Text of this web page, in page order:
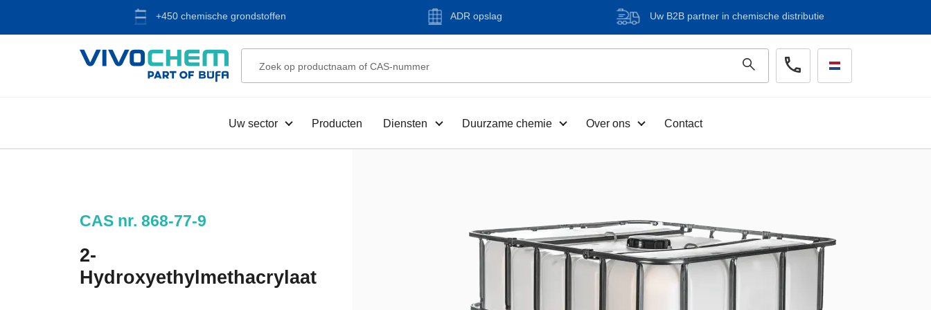
+450 chemische grondstoffen ADR opslag Uw B2B partner in chemische distributie
Uw sector Producten Diensten Duurzame chemie Over ons Contact
CAS nr. 868-77-9
2-
Hydroxyethylmethacrylaat